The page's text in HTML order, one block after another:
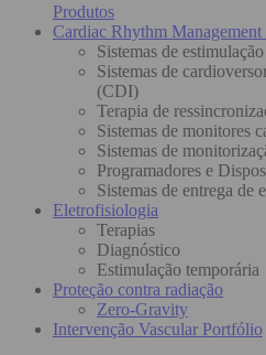
Produtos
Cardiac Rhythm
Sistemas de estimulação
Sistemas de
(CDI)
Terapia de
Sistemas de monitores
Sistemas de
Programadores e
Sistemas de entrega de
Eletrofisiologia
Terapias
Diagnóstico
Estimulação temporária
Proteção contra radiação
Zero-Gravity
Intervenção Vascular Portfólio